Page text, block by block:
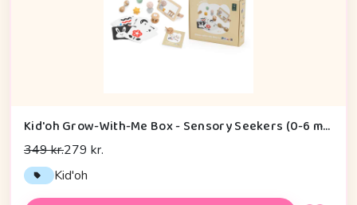
Kid'oh Grow-With-Me Box - Sensory Seekers (0-6 mdr.)
349 kr.279 kr.
Kid'oh